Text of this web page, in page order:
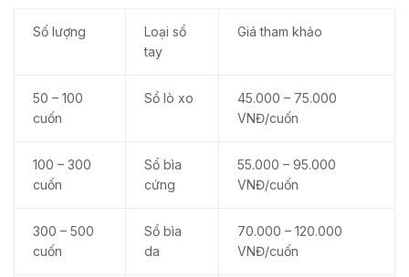
Số lượng
Loại sổ
tay
Giá tham khảo
50 – 100
cuốn
Sổ lò xo
45.000 – 75.000
VNĐ/cuốn
100 – 300
cuốn
Sổ bìa
cứng
55.000 – 95.000
VNĐ/cuốn
300 – 500
cuốn
Sổ bìa
da
70.000 – 120.000
VNĐ/cuốn